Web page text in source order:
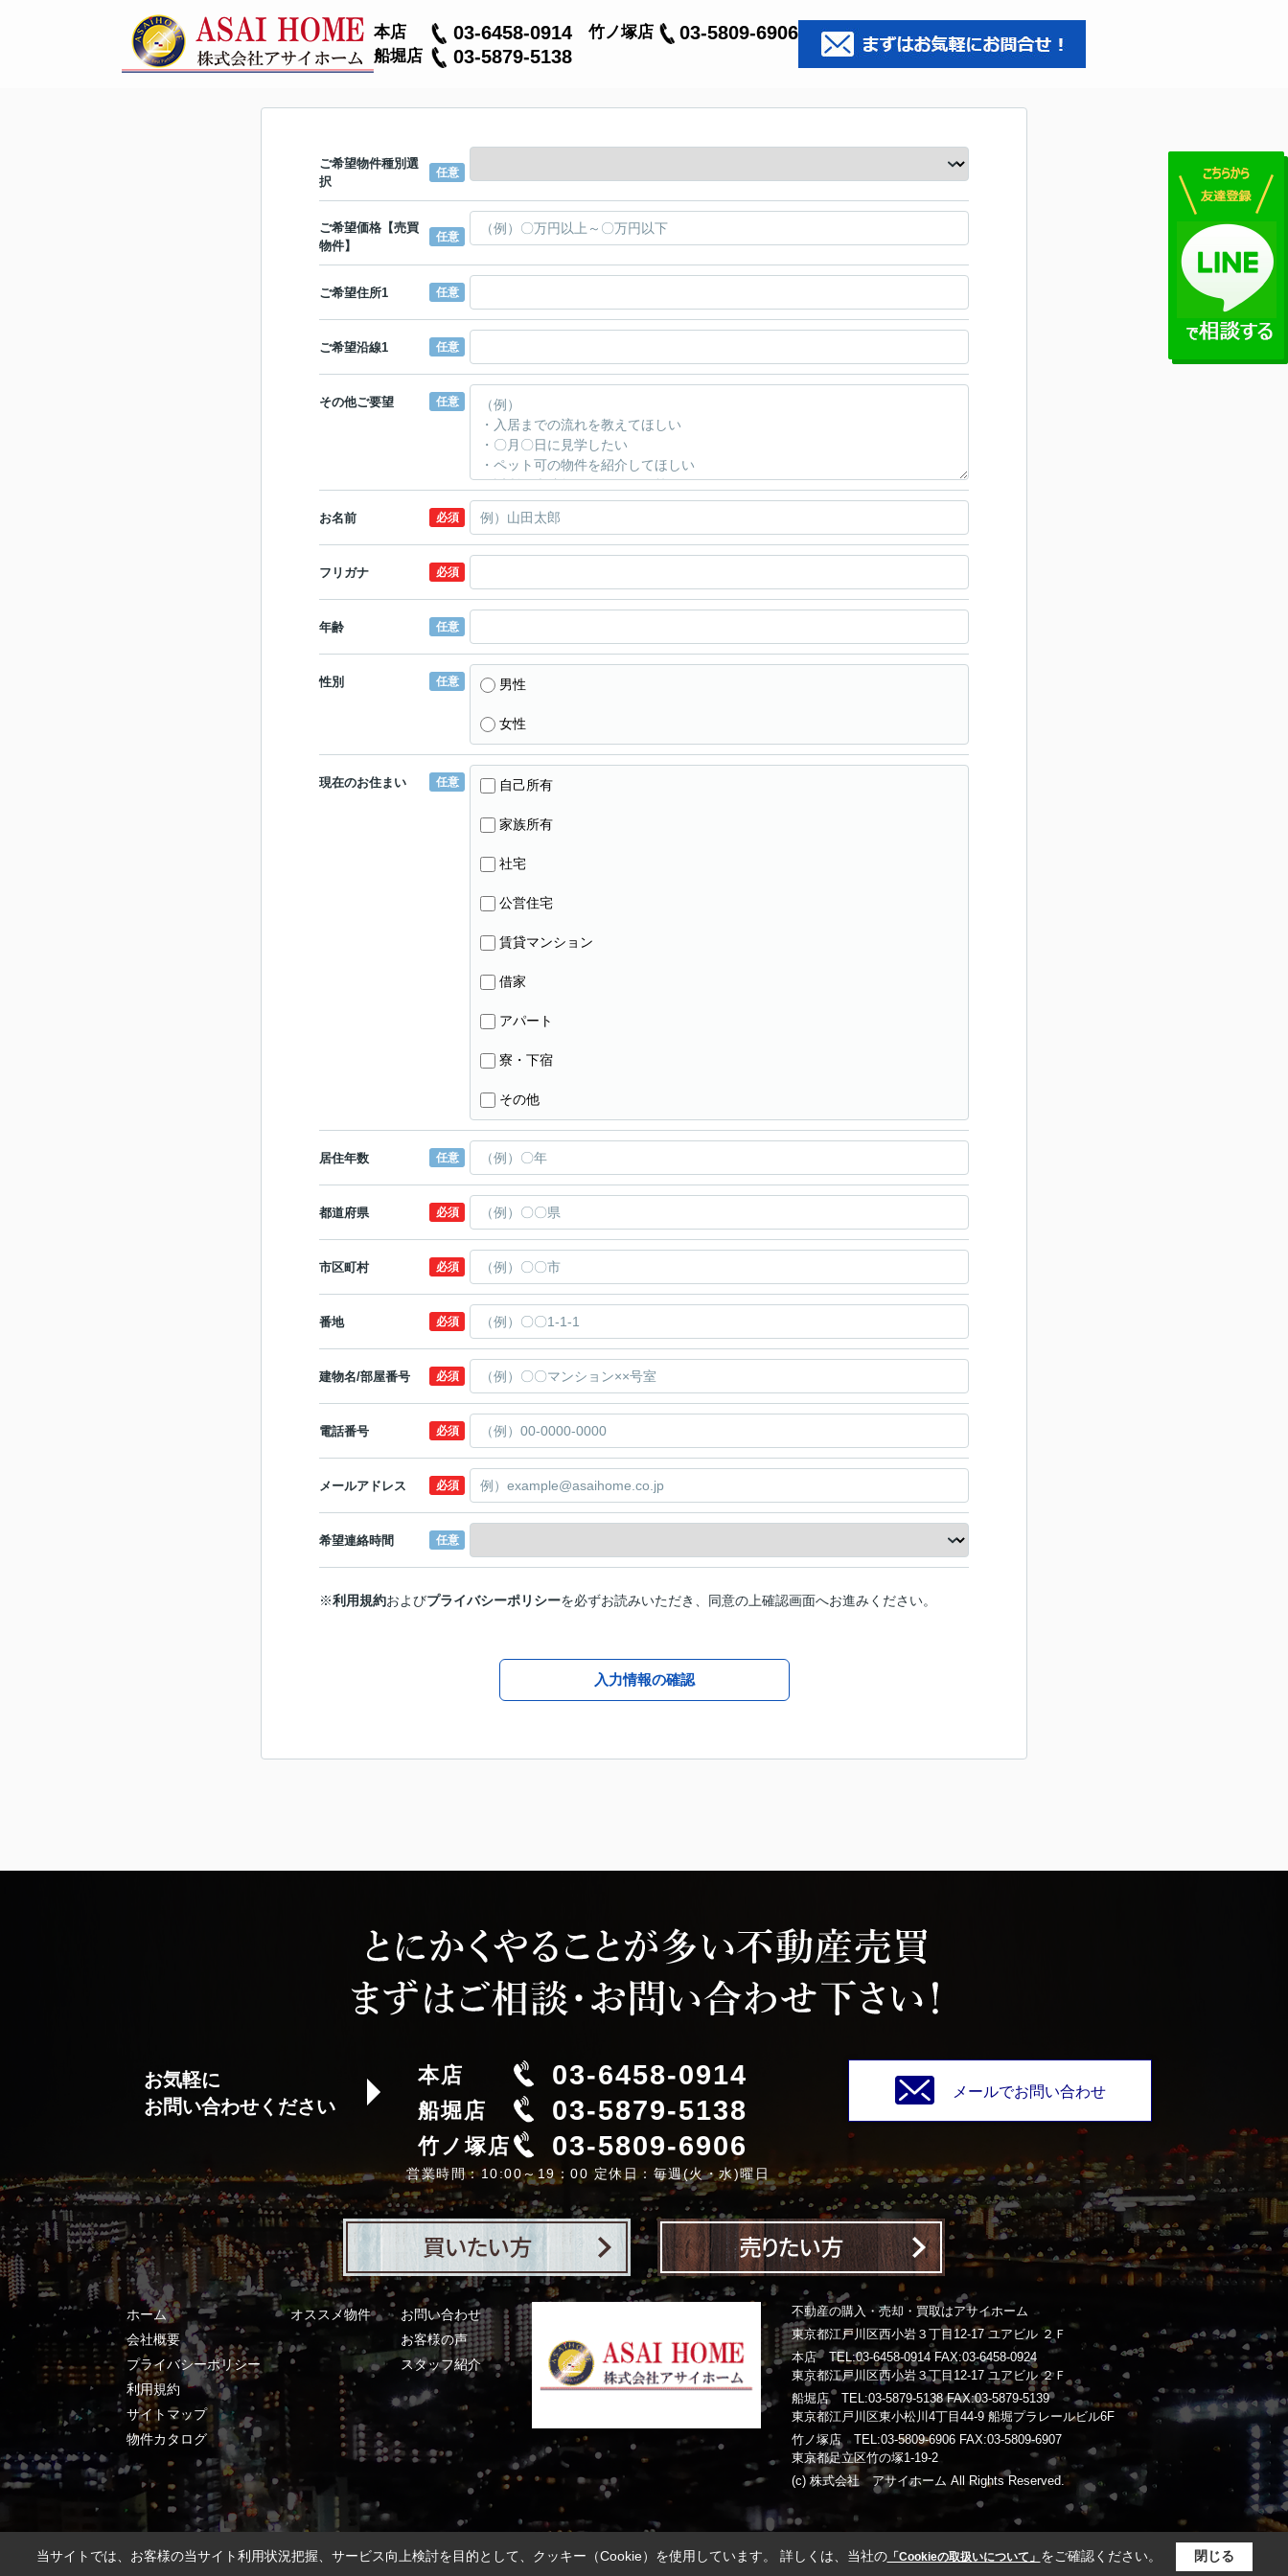
本店 03-6458-0914 竹ノ塚店 03-5809-6906
船堀店 03-5879-5138
ご希望物件種別選
択
任意
ご希望価格【売買
物件】
任意
ご希望住所1 任意
ご希望沿線1 任意
その他ご要望 任意
お名前 必須
フリガナ 必須
年齢 任意
性別 任意 男性
女性
現在のお住まい 任意 自己所有
家族所有
社宅
公営住宅
賃貸マンション
借家
アパート
寮・下宿
その他
居住年数 任意
都道府県 必須
市区町村 必須
番地 必須
建物名/部屋番号 必須
電話番号 必須
メールアドレス 必須
希望連絡時間 任意
※利用規約およびプライバシーポリシーを必ずお読みいただき、同意の上確認画面へお進みください。
入力情報の確認
お気軽に
お問い合わせください
本店 03-6458-0914
船堀店 03-5879-5138
竹ノ塚店 03-5809-6906
営業時間：10:00～19：00 定休日：毎週(火・水)曜日
メールでお問い合わせ
ホーム
会社概要
プライバシーポリシー
利用規約
サイトマップ
物件カタログ
オススメ物件
お問い合わせ
お客様の声
スタッフ紹介
不動産の購入・売却・買取はアサイホーム
東京都江戸川区西小岩３丁目12-17 ユアビル ２Ｆ
本店 TEL:03-6458-0914 FAX:03-6458-0924
東京都江戸川区西小岩３丁目12-17 ユアビル ２Ｆ
船堀店 TEL:03-5879-5138 FAX:03-5879-5139
東京都江戸川区東小松川4丁目44-9 船堀プラレールビル6F
竹ノ塚店 TEL:03-5809-6906 FAX:03-5809-6907
東京都足立区竹の塚1-19-2
(c) 株式会社 アサイホーム All Rights Reserved.
当サイトでは、お客様の当サイト利用状況把握、サービス向上検討を目的として、クッキー（Cookie）を使用しています。 詳しくは、当社の「Cookieの取扱いについて」 をご確認ください。 閉じる